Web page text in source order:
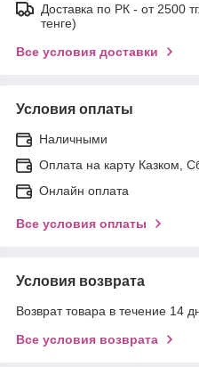
Доставка по РК - от 2500
тенге)
Все условия доставки
Условия оплаты
Наличными
Оплата на карту Казком,
Онлайн оплата
Все условия оплаты
Условия возврата
Возврат товара в течение 14
Все условия возврата